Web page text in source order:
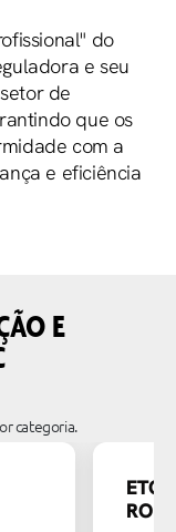
do
e seu
de
que os
com a
e eficiência
E
categoria.
ETC